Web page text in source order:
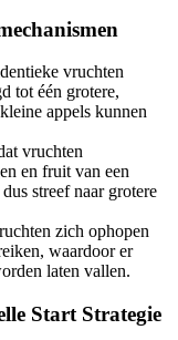
vruchten
tot één grotere,
appels kunnen
vruchten
en fruit van een
streef naar grotere
zich ophopen
waardoor er
laten vallen.
Start Strategie